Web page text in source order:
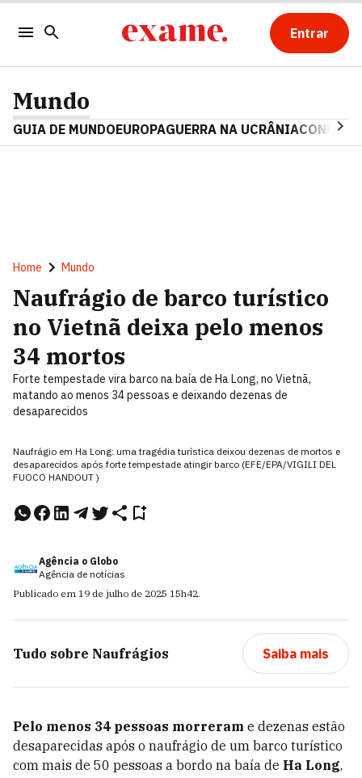
Entrar
Mundo
GUIA DE MUNDOEUROPAGUERRA NA UCRÂNIA
Home Mundo
Naufrágio de barco turístico
no Vietnã deixa pelo menos
34 mortos
Forte tempestade vira barco na baía de Ha Long, no Vietnã,
matando ao menos 34 pessoas e deixando dezenas de
desaparecidos
Naufrágio em Ha Long: uma tragédia turística deixou dezenas de mortos e
desaparecidos após forte tempestade atingir barco (EFE/EPA/VIGILI DEL
FUOCO HANDOUT )
Agência o Globo
Agência de notícias
Publicado em 19 de julho de 2025 15h42.
Tudo sobre Naufrágios Saiba mais
Pelo menos 34 pessoas morreram e dezenas estão
desaparecidas após o naufrágio de um barco turístico
com mais de 50 pessoas a bordo na baía de Ha Long,